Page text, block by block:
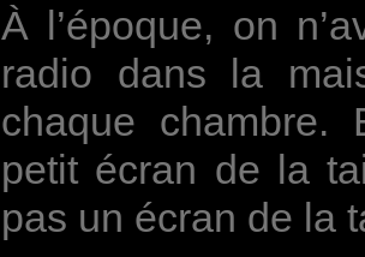
À l’époque, on
radio dans la
chaque
petit écran de la
pas un écran de la